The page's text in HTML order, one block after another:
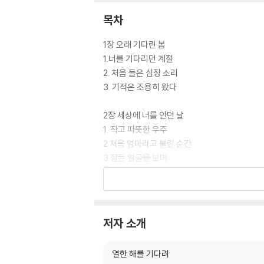
목차
1장 오래 기다린 봄
1.너를 기다리던 계절
2. 처음 들은 심장 소리
3. 기적은 조용히 왔다
2장 세상에 너를 안던 날
1. 작고 따뜻한 우주
2.처음 엄마라고 불린 순간
3.잠든 얼굴을 보며
3.울고 웃던 저녁들
4장 어느새 아홉 살
저자 소개
열한 해를 기다려